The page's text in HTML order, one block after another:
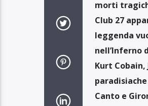
morti
Club 27
leggenda
nell’Inferno
Kurt Cobain,
Canto e